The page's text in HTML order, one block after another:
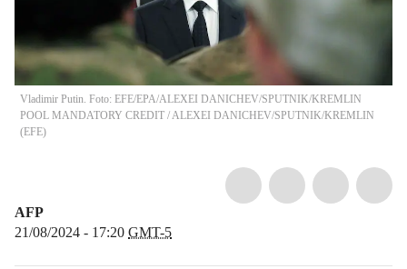
Vladimir Putin. Foto: EFE/EPA/ALEXEI DANICHEV/SPUTNIK/KREMLIN
POOL MANDATORY CREDIT /ALEXEI DANICHEV/SPUTNIK/KREMLIN
(EFE)
AFP
21/08/2024 - 17:20 GMT-5